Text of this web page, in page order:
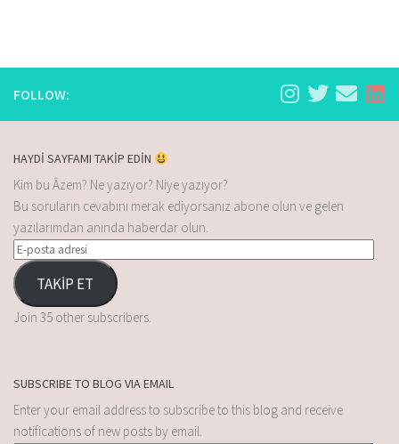
FOLLOW:
HAYDİ SAYFAMI TAKİP EDİN
Kim bu Âzem? Ne yazıyor? Niye yazıyor?
Bu soruların cevabını merak ediyorsanız abone olun ve gelen
yazılarımdan anında haberdar olun.
TAKİP ET
Join 35 other subscribers.
SUBSCRIBE TO BLOG VIA EMAIL
Enter your email address to subscribe to this blog and receive
notifications of new posts by email.